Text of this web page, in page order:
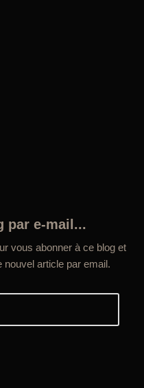
par e-mail...
vous abonner à ce blog et
nouvel article par email.